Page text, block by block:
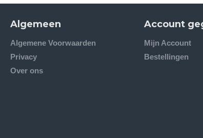
Algemeen
Algemene Voorwaarden
Privacy
Over ons
Account
Mijn Account
Bestellingen